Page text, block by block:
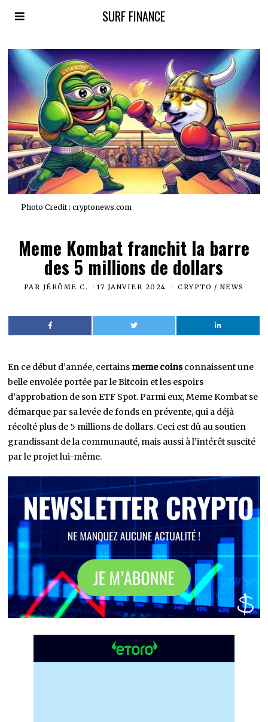
SURF FINANCE
Photo Credit : cryptonews.com
Meme Kombat franchit la barre
des 5 millions de dollars
PAR JÉRÔME C. 17 JANVIER 2024 CRYPTO / NEWS
En ce début d’année, certains meme coinsconnaissent une
belle envolée portée par le Bitcoin et les espoirs
d’approbation de son ETF Spot. Parmi eux, Meme Kombat se
démarque par sa levée de fonds en prévente, qui a déjà
récolté plus de 5 millions de dollars. Ceci est dû au soutien
grandissant de la communauté, mais aussi à l’intérêt suscité
par le projet lui-même.